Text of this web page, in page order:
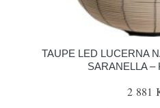
TAUPE LED LUCERNA
SARANELLA –
2 881